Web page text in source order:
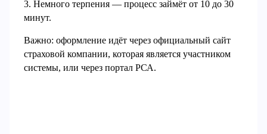
3. Немного терпения — процесс займёт от 10 до 30
минут.
Важно: оформление идёт через официальный сайт
страховой компании, которая является участником
системы, или через портал РСА.